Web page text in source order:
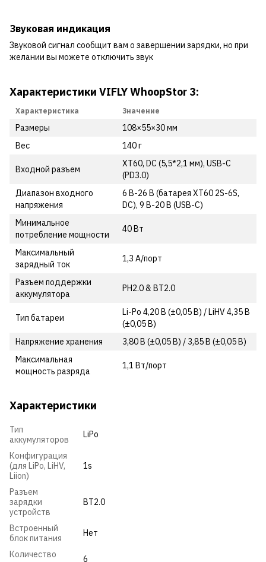
Звуковая индикация
Звуковой сигнал сообщит вам о завершении зарядки, но при
желании вы можете отключить звук
Характеристики VIFLY WhoopStor 3:
Характеристика Значение
Размеры
108×55×30 мм
Вес
140 г
Входной разъем
XT60, DC (5,5*2,1 мм), USB-C
(PD3.0)
Диапазон входного
напряжения
6 В-26 В (батарея XT60 2S-6S,
DC), 9 В-20 В (USB-C)
Минимальное
потребление мощности
40 Вт
Максимальный
зарядный ток
1,3 А/порт
Разъем поддержки
аккумулятора
PH2.0 & BT2.0
Тип батареи
Li-Po 4,20 В (±0,05 В) / LiHV 4,35 В
(±0,05 В)
Напряжение хранения
3,80 В (±0,05 В) / 3,85 В (±0,05 В)
Максимальная
мощность разряда
1,1 Вт/порт
Характеристики
Тип
аккумуляторов
LiPo
Конфигурация
(для LiPo, LiHV,
Liion)
1s
Разъем
зарядки
устройств
BT2.0
Встроенный
блок питания
Нет
Количество
6